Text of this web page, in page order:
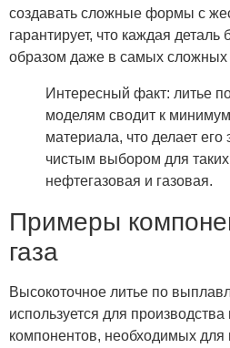
создавать сложные формы с
гарантирует, что каждая
образом даже в самых сложных
Интересный факт: литье
моделям сводит к
материала, что делает его
чистым выбором для таких
нефтегазовая и газовая.
Примеры
газа
Высокоточное литье по
используется для
компонентов, необходимых для